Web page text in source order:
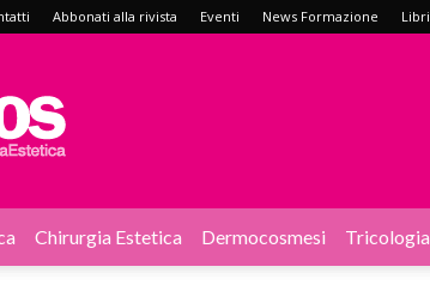
Abbonati alla rivista Eventi News Formazione Libri
Chirurgia Estetica Dermocosmesi Tricologia